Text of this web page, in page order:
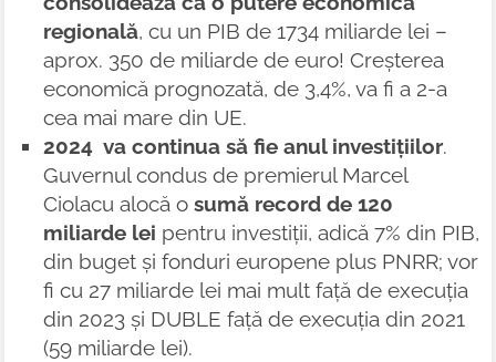
regională, cu un PIB de 1734 miliarde lei –
aprox. 350 de miliarde de euro! Creșterea
economică prognozată, de 3,4%, va fi a 2-a
cea mai mare din UE.
2024 va continua să fie anul investițiilor.
Guvernul condus de premierul Marcel
Ciolacu alocă osumă record de 120
miliarde lei pentru investiții, adică 7% din PIB,
din buget și fonduri europene plus PNRR; vor
fi cu 27 miliarde lei mai mult față de execuția
din 2023 și DUBLE față de execuția din 2021
(59 miliarde lei).